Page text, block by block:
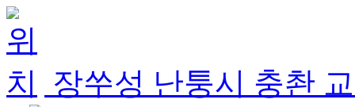
장쑤성 난퉁시 충촨